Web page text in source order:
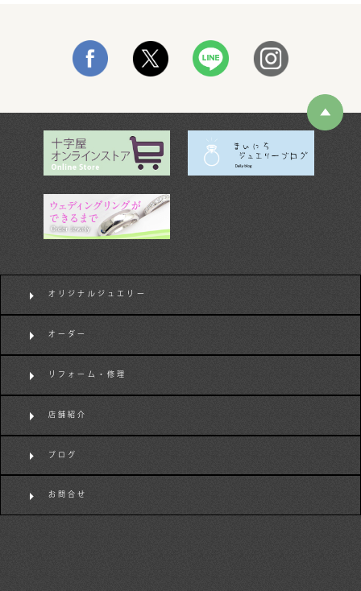
オリジナルジュエリー
オーダー
リフォーム・修理
店舗紹介
ブログ
お問合せ